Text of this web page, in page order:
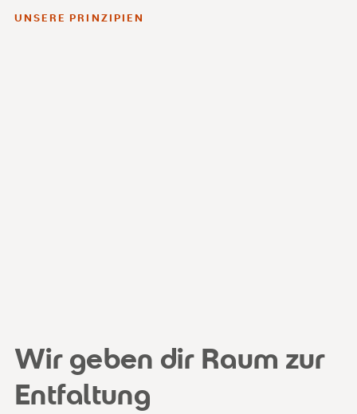
UNSERE PRINZIPIEN
Wir geben dir Raum zur
Entfaltung